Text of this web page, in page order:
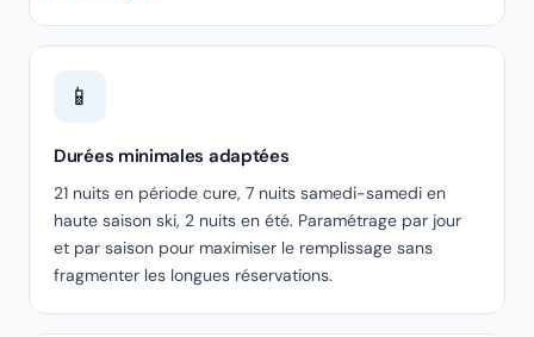
📱
Durées minimales adaptées
21 nuits en période cure, 7 nuits samedi-samedi en
haute saison ski, 2 nuits en été. Paramétrage par jour
et par saison pour maximiser le remplissage sans
fragmenter les longues réservations.